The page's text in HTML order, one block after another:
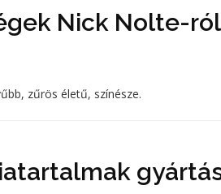
Nick Nolte-ról
zűrös életű, színésze.